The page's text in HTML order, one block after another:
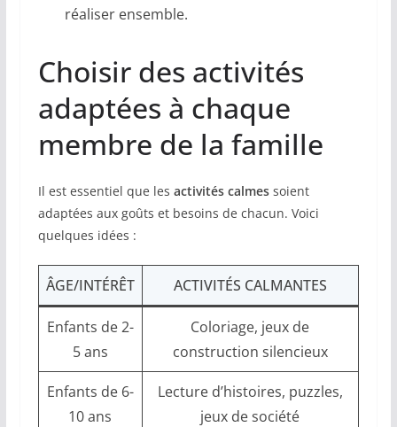
réaliser ensemble.
Choisir des activités
adaptées à chaque
membre de la famille
Il est essentiel que les activités calmessoient
adaptées aux goûts et besoins de chacun. Voici
quelques idées :
ÂGE/INTÉRÊT ACTIVITÉS CALMANTES
Enfants de 2-
5 ans
Coloriage, jeux de
construction silencieux
Enfants de 6-
10 ans
Lecture d’histoires, puzzles,
jeux de société